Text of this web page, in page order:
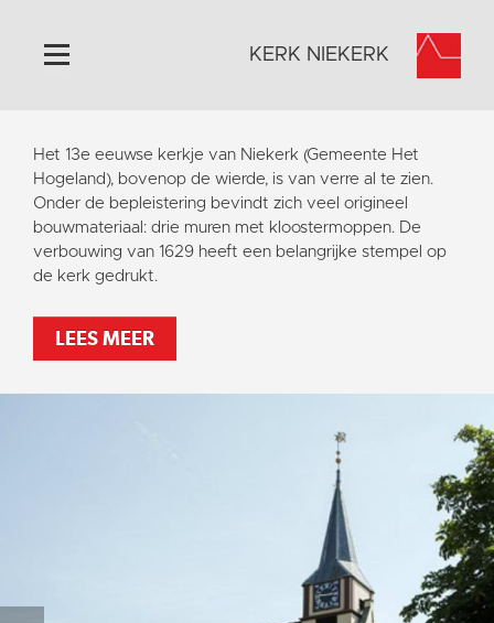
Home
Algemeen
Historie
Omgeving
Activiteiten
Steun ons
Contact
Vaktaal
KERK NIEKERK
Het 13e eeuwse kerkje van Niekerk (Gemeente Het
Hogeland), bovenop de wierde, is van verre al te zien.
Onder de bepleistering bevindt zich veel origineel
bouwmateriaal: drie muren met kloostermoppen. De
verbouwing van 1629 heeft een belangrijke stempel op
de kerk gedrukt.
LEES MEER